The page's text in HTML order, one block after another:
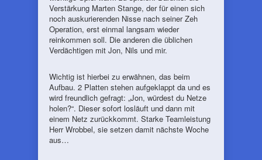
Verstärkung Marten Stange, der für einen sich
noch auskurierenden Nisse nach seiner Zeh
Operation, erst einmal langsam wieder
reinkommen soll. Die anderen die üblichen
Verdächtigen mit Jon, Nils und mir.
Wichtig ist hierbei zu erwähnen, das beim
Aufbau. 2 Platten stehen aufgeklappt da und es
wird freundlich gefragt: „Jon, würdest du Netze
holen?“. Dieser sofort losläuft und dann mit
einem Netz zurückkommt. Starke Teamleistung
Herr Wrobbel, sie setzen damit nächste Woche
aus…